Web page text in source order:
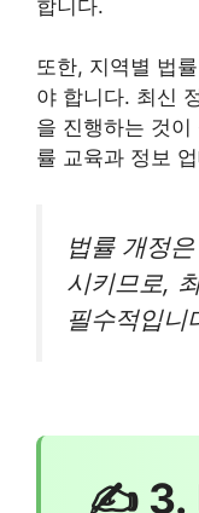
합니다.
또한, 지역별 법
야 합니다. 최신
을 진행하는 것
률 교육과 정보
법률 개정
시키므로,
필수적입
✍ 3.